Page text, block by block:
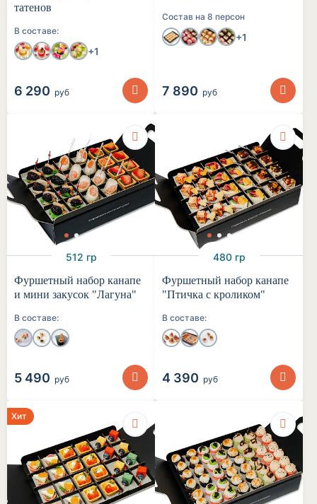
татенов
В составе:
+1
6 290 руб
Состав на 8 персон
+1
7 890 руб
512 гр
Фуршетный набор канапе
и мини закусок "Лагуна"
В составе:
5 490 руб
480 гр
Фуршетный набор канапе
"Птичка с кроликом"
В составе:
4 390 руб
Хит